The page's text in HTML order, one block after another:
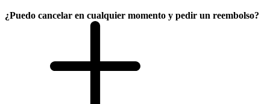
¿Puedo cancelar en cualquier momento y pedir un reembolso?